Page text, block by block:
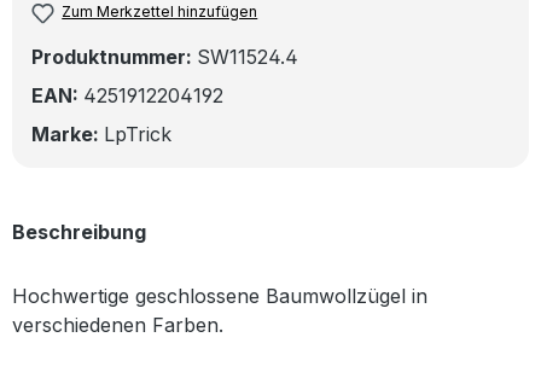
Zum Merkzettel hinzufügen
Produktnummer: SW11524.4
EAN: 4251912204192
Marke: LpTrick
Beschreibung
Hochwertige geschlossene Baumwollzügel in
verschiedenen Farben.